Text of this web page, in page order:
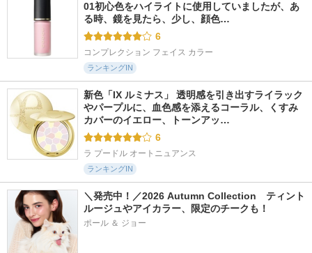
01初心色をハイライトに使用していましたが、あ
る時、鏡を見たら、少し、顔色…
6
コンプレクション フェイス カラー
ランキングIN
新色「IX ルミナス」 透明感を引き出すライラック
やパープルに、血色感を添えるコーラル、くすみ
カバーのイエロー、トーンアッ…
6
ラ プードル オートニュアンス
ランキングIN
＼発売中！／2026 Autumn Collection　ティント
ルージュやアイカラー、限定のチークも！
ポール ＆ ジョー